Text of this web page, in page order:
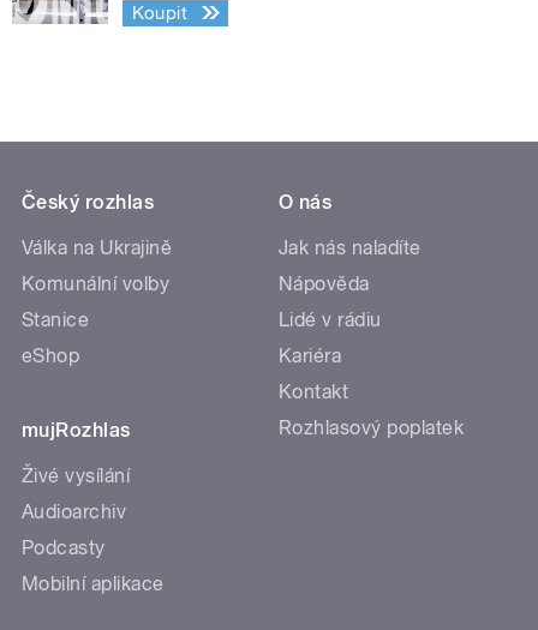
Koupit
Český rozhlas
Válka na Ukrajině
Komunální volby
Stanice
eShop
mujRozhlas
Živé vysílání
Audioarchiv
Podcasty
Mobilní aplikace
O nás
Jak nás naladíte
Nápověda
Lidé v rádiu
Kariéra
Kontakt
Rozhlasový poplatek